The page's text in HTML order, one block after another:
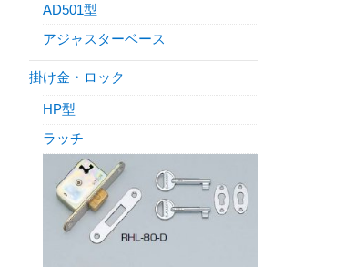
AD501型
アジャスターベース
掛け金・ロック
HP型
ラッチ